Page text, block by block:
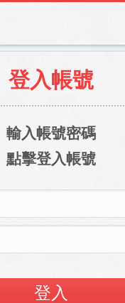
登入帳號
輸入帳號密碼
點擊登入帳號
登入